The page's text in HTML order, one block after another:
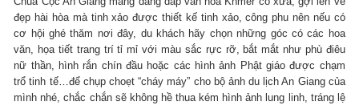
đẹp hài hòa mà tinh xảo được thiết kế tinh xảo, công phu nên nếu có
cơ hội ghé thăm nơi đây, du khách hãy chọn những góc có các hoa
văn, họa tiết trang trí tỉ mỉ với màu sắc rực rỡ, bắt mắt như phù điêu
nữ thần, hình rắn chín đầu hoặc các hình ảnh Phật giáo được chạm
trổ tinh tế…để chụp choẹt “cháy máy” cho bộ ảnh du lịch An Giang của
mình nhé, chắc chắn sẽ không hề thua kém hình ảnh lung linh, tráng lệ